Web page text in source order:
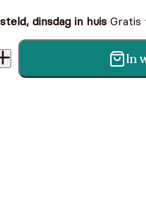
dinsdag in huis Gratis
deel 17 aantalIn